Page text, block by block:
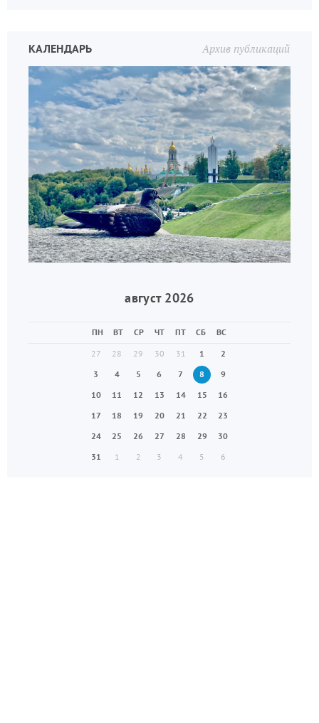
Архив публикаций
КАЛЕНДАРЬ
август 2026
ПН ВТ СР ЧТ ПТ СБ
ВС
27
28 29 30 31 1
2
3
4 5 6 7 8
9
10
11 12 13 14 15
16
17
18 19 20 21 22
23
24
25 26 27 28 29
30
31
1 2 3 4 5 6